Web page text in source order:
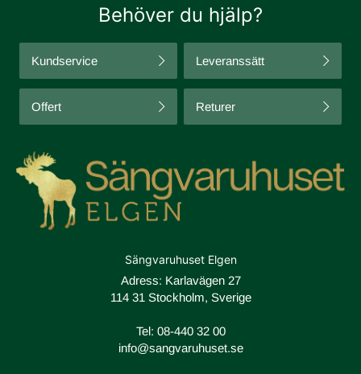
Behöver du hjälp?
Kundservice Leveranssätt
Offert Returer
Sängvaruhuset Elgen
Adress: Karlavägen 27
114 31 Stockholm, Sverige
Tel: 08-440 32 00
info@sangvaruhuset.se